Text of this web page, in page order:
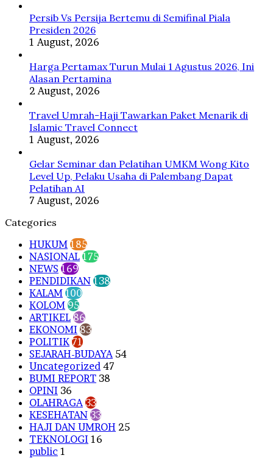
Persib Vs Persija Bertemu di Semifinal Piala
Presiden 2026
1 August, 2026
Harga Pertamax Turun Mulai 1 Agustus 2026, Ini
Alasan Pertamina
2 August, 2026
Travel Umrah-Haji Tawarkan Paket Menarik di
Islamic Travel Connect
1 August, 2026
Gelar Seminar dan Pelatihan UMKM Wong Kito
Level Up, Pelaku Usaha di Palembang Dapat
Pelatihan AI
7 August, 2026
Categories
HUKUM 185
NASIONAL 175
NEWS 169
PENDIDIKAN 138
KALAM 100
KOLOM 95
ARTIKEL 86
EKONOMI 83
POLITIK 71
SEJARAH-BUDAYA 54
Uncategorized 47
BUMI REPORT 38
OPINI 36
OLAHRAGA 33
KESEHATAN 33
HAJI DAN UMROH 25
TEKNOLOGI 16
public 1